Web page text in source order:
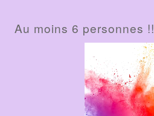
Au moins 6 personnes !!